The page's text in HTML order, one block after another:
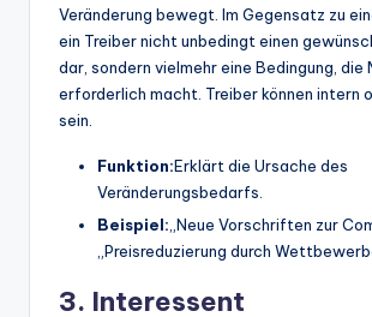
Veränderung bewegt. Im Gegensatz zu
ein Treiber nicht unbedingt einen
dar, sondern vielmehr eine Bedingung, die
erforderlich macht. Treiber können intern
sein.
Funktion:Erklärt die Ursache des
Veränderungsbedarfs.
Beispiel:„Neue Vorschriften zur
„Preisreduzierung durch
3. Interessent